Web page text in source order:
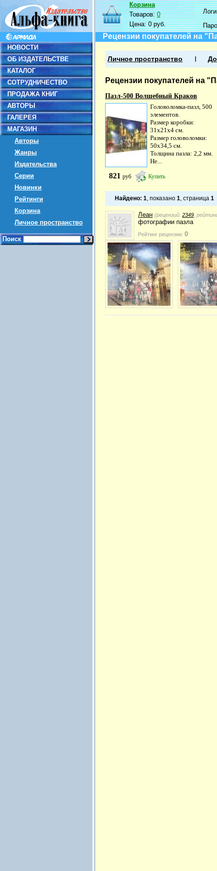
НОВОСТИ
ОБ ИЗДАТЕЛЬСТВЕ
КАТАЛОГ
СОТРУДНИЧЕСТВО
ПРОДАЖА КНИГ
АВТОРЫ
ГАЛЕРЕЯ
МАГАЗИН
Авторы
Жанры
Издательства
Серии
Новинки
Рейтинги
Корзина
Личное пространство
Поиск
Корзина
Товаров:0
Цена:0 руб.
Рецензии покупателей на
Личное пространство
Рецензии покупателей на
Пазл-500 Волшебный Краков
Головоломка-пазл, 500
элементов.
Размер коробки:
31х21х4 см.
Размер головоломки:
50x34,5 см.
Толщина пазла: 2,2 мм.
Не...
821 руб Купить
Найдено: 1, показано 1, страница 1
Леан (рецензий: 2349 ,
фотографии пазла
Рейтинг рецензии: 0